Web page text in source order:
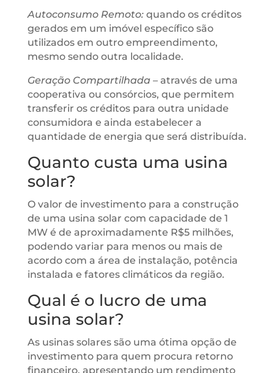
Autoconsumo Remoto:quando os créditos
gerados em um imóvel específico são
utilizados em outro empreendimento,
mesmo sendo outra localidade.
Geração Compartilhada – através de uma
cooperativa ou consórcios, que permitem
transferir os créditos para outra unidade
consumidora e ainda estabelecer a
quantidade de energia que será distribuída.
Quanto custa uma usina
solar?
O valor de investimento para a construção
de uma usina solar com capacidade de 1
MW é de aproximadamente R$5 milhões,
podendo variar para menos ou mais de
acordo com a área de instalação, potência
instalada e fatores climáticos da região.
Qual é o lucro de uma
usina solar?
As usinas solares são uma ótima opção de
investimento para quem procura retorno
financeiro, apresentando um rendimento